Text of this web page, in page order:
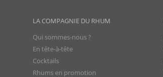
LA COMPAGNIE DU RHUM
Qui sommes-nous ?
En tête-à-tête
Cocktails
Rhums en promotion